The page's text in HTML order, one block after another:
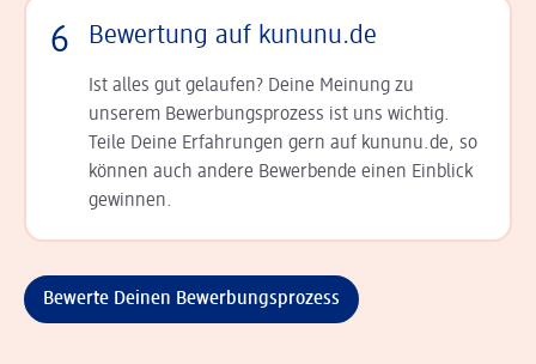
6 Bewertung auf kununu.de
Ist alles gut gelaufen? Deine Meinung zu
unserem Bewerbungsprozess ist uns wichtig.
Teile Deine Erfahrungen gern auf kununu.de, so
können auch andere Bewerbende einen Einblick
gewinnen.
Bewerte Deinen Bewerbungsprozess